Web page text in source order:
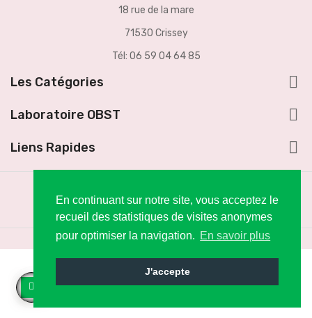
En continuant sur notre site, vous acceptez le
recueil des statistiques de visites anonymes
pour optimiser la navigation. En savoir plus
J'accepte
18 rue de la mare
71530 Crissey
Tél: 06 59 04 64 85
Les Catégories 
Laboratoire OBST 
Liens Rapides 